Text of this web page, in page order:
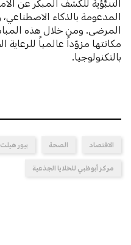
التنبُّؤية للكشف المبكر عن
المدعومة بالذكاء
المرضى. ومن خلال هذه
مكانتها مزوّداً عالمياً
بالتكنولوجيا.
الاقتصاد الصحة بيور هيلث
مركز أبوظبي للخلايا الجذعية